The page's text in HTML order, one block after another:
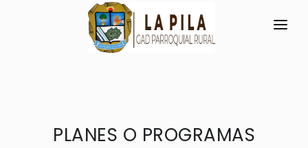
RESEÑA HISTÓRICA
PLANES O PROGRAMAS